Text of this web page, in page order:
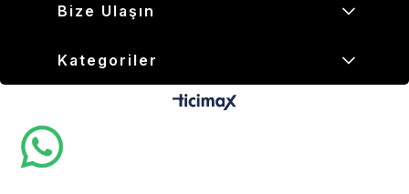
Bize Ulaşın
Kategoriler